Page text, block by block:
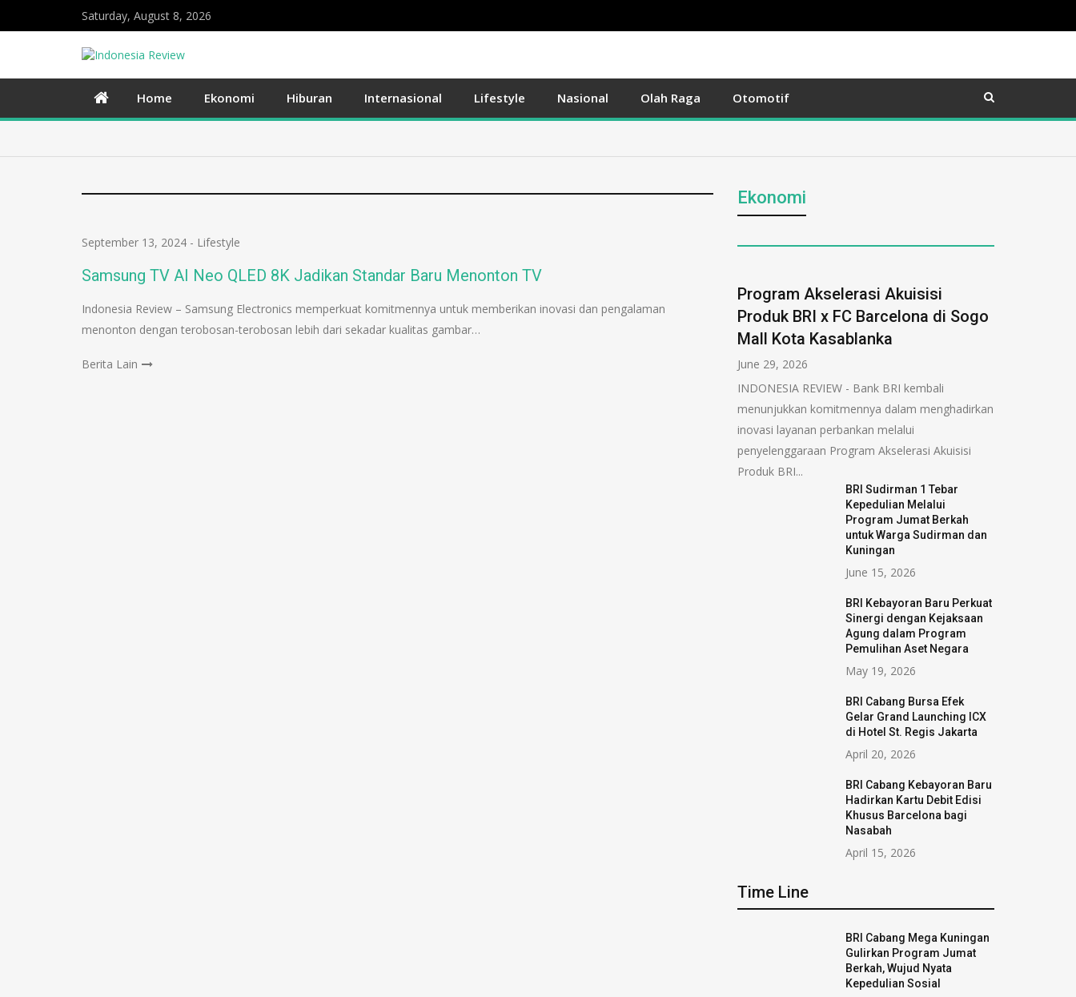
Saturday, August 8, 2026
Home Ekonomi Hiburan Internasional Lifestyle Nasional Olah Raga Otomotif
September 13, 2024 - Lifestyle
Samsung TV AI Neo QLED 8K Jadikan Standar Baru Menonton TV
Indonesia Review – Samsung Electronics memperkuat komitmennya untuk memberikan inovasi dan pengalaman
menonton dengan terobosan-terobosan lebih dari sekadar kualitas gambar…
Berita Lain
Ekonomi
Program Akselerasi Akuisisi
Produk BRI x FC Barcelona di Sogo
Mall Kota Kasablanka
June 29, 2026
INDONESIA REVIEW - Bank BRI kembali
menunjukkan komitmennya dalam menghadirkan
inovasi layanan perbankan melalui
penyelenggaraan Program Akselerasi Akuisisi
Produk BRI...
BRI Sudirman 1 Tebar
Kepedulian Melalui
Program Jumat Berkah
untuk Warga Sudirman dan
Kuningan
June 15, 2026
BRI Kebayoran Baru Perkuat
Sinergi dengan Kejaksaan
Agung dalam Program
Pemulihan Aset Negara
May 19, 2026
BRI Cabang Bursa Efek
Gelar Grand Launching ICX
di Hotel St. Regis Jakarta
April 20, 2026
BRI Cabang Kebayoran Baru
Hadirkan Kartu Debit Edisi
Khusus Barcelona bagi
Nasabah
April 15, 2026
Time Line
BRI Cabang Mega Kuningan
Gulirkan Program Jumat
Berkah, Wujud Nyata
Kepedulian Sosial